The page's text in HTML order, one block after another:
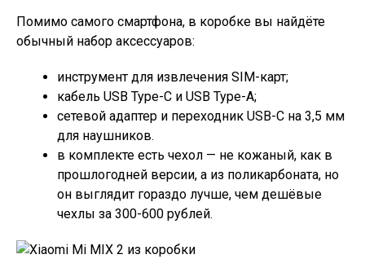
Помимо самого смартфона, в коробке вы найдёте
обычный набор аксессуаров:
инструмент для извлечения SIM-карт;
кабель USB Type-C и USB Type-A;
сетевой адаптер и переходник USB-C на 3,5 мм
для наушников.
в комплекте есть чехол — не кожаный, как в
прошлогодней версии, а из поликарбоната, но
он выглядит гораздо лучше, чем дешёвые
чехлы за 300-600 рублей.